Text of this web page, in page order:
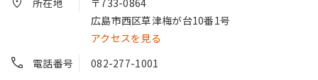
広島市西区草津梅が台10番1号
アクセスを見る
電話番号
082-277-1001